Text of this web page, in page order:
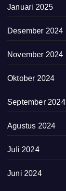
Januari 2025
Desember 2024
November 2024
Oktober 2024
September 2024
Agustus 2024
Juli 2024
Juni 2024